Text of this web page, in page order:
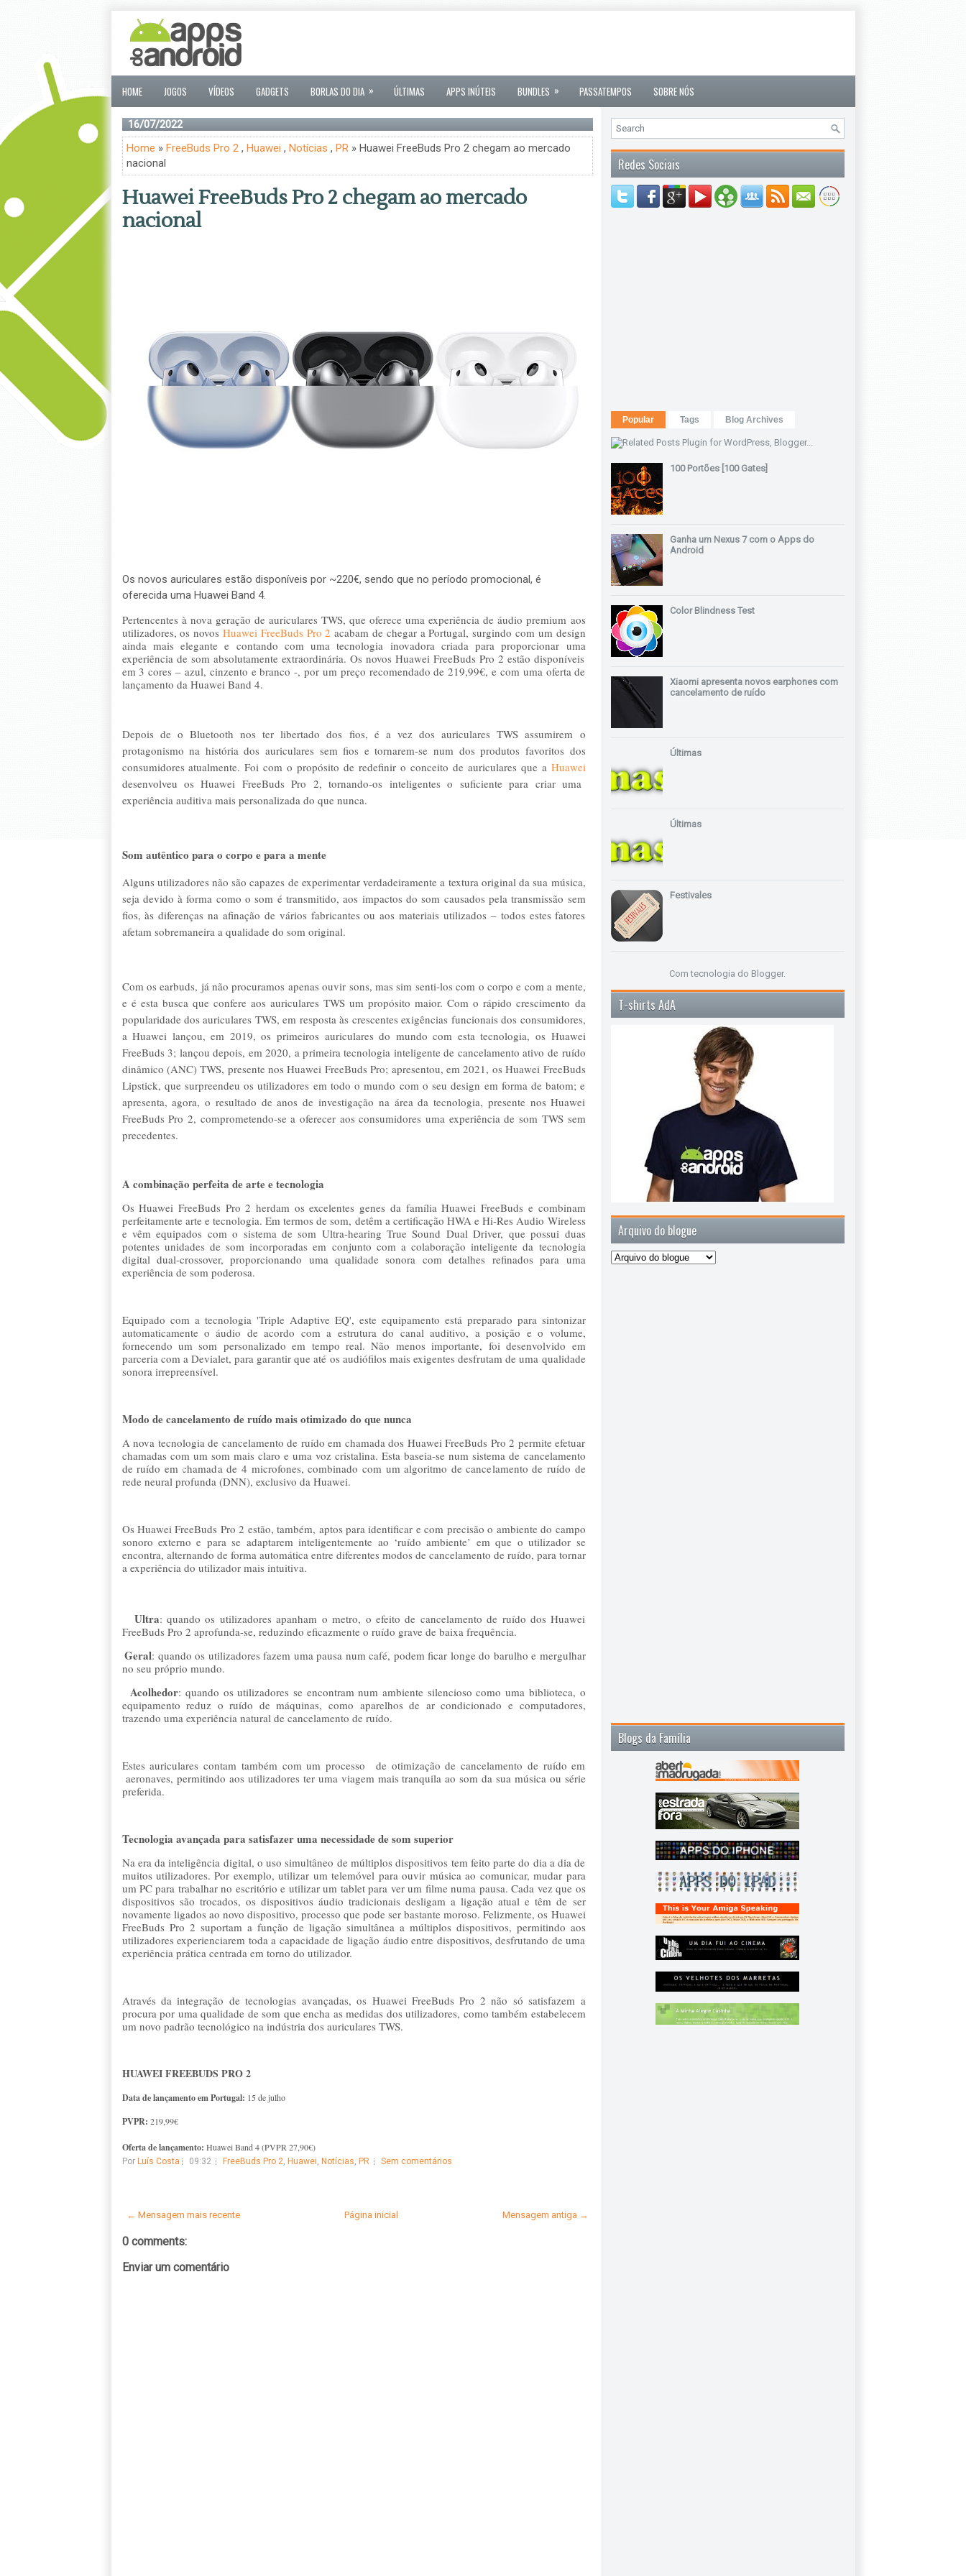
HOME JOGOS VÍDEOS GADGETS BORLAS DO DIA » ÚLTIMAS APPS INÚTEIS BUNDLES » PASSATEMPOS SOBRE NÓS
16/07/2022
Home » FreeBuds Pro 2, Huawei , Notícias , PR» Huawei FreeBuds Pro 2 chegam ao mercado
nacional
Huawei FreeBuds Pro 2 chegam ao mercado
nacional
Os novos auriculares estão disponíveis por ~220€, sendo que no período promocional, é
oferecida uma Huawei Band 4.
Pertencentes à nova geração de auriculares TWS, que oferece uma experiência de áudio premium aos
utilizadores, os novos Huawei FreeBuds Pro 2 acabam de chegar a Portugal, surgindo com um design
ainda mais elegante e contando com uma tecnologia inovadora criada para proporcionar uma
experiência de som absolutamente extraordinária. Os novos Huawei FreeBuds Pro 2 estão disponíveis
em 3 cores – azul, cinzento e branco -, por um preço recomendado de 219,99€, e com uma oferta de
lançamento da Huawei Band 4.
Depois de o Bluetooth nos ter libertado dos fios, é a vez dos auriculares TWS assumirem o
protagonismo na história dos auriculares sem fios e tornarem-se num dos produtos favoritos dos
consumidores atualmente. Foi com o propósito de redefinir o conceito de auriculares que a Huawei
desenvolveu osHuawei FreeBuds Pro 2, tornando-os inteligentes o suficiente para criar uma
experiência auditiva mais personalizada do que nunca.
Som autêntico para o corpo e para a mente
Alguns utilizadores não são capazes de experimentar verdadeiramente a textura original da sua música,
seja devido à forma como o som é transmitido, aos impactos do som causados pela transmissão sem
fios, às diferenças na afinação de vários fabricantes ou aos materiais utilizados – todos estes fatores
afetam sobremaneira a qualidade do som original.
Com os earbuds, já não procuramos apenas ouvir sons, mas sim senti-los com o corpo e com a mente,
e é esta busca que confere aos auriculares TWS um propósito maior. Com o rápido crescimento da
popularidade dos auriculares TWS, em resposta às crescentes exigências funcionais dos consumidores,
a Huawei lançou, em 2019, os primeiros auriculares do mundo com esta tecnologia, os Huawei
FreeBuds 3; lançou depois, em 2020, a primeira tecnologia inteligente de cancelamento ativo de ruído
dinâmico (ANC) TWS, presente nos Huawei FreeBuds Pro; apresentou, em 2021, os Huawei FreeBuds
Lipstick, que surpreendeu os utilizadores em todo o mundo com o seu design em forma de batom; e
apresenta, agora, o resultado de anos de investigação na área da tecnologia, presente nos Huawei
FreeBuds Pro 2, comprometendo-se a oferecer aos consumidores uma experiência de som TWS sem
precedentes.
A combinação perfeita de arte e tecnologia
Os Huawei FreeBuds Pro 2 herdam os excelentes genes da família Huawei FreeBuds e combinam
perfeitamente arte e tecnologia. Em termos de som, detêm a certificação HWA e Hi-Res Audio Wireless
e vêm equipados com o sistema de som Ultra-hearing True Sound Dual Driver, que possui duas
potentes unidades de som incorporadas em conjunto com a colaboração inteligente da tecnologia
digital dual-crossover, proporcionando uma qualidade sonora com detalhes refinados para uma
experiência de som poderosa.
Equipado com a tecnologia 'Triple Adaptive EQ', este equipamento está preparado para sintonizar
automaticamente o áudio de acordo com a estrutura do canal auditivo, a posição e o volume,
fornecendo um som personalizado em tempo real. Não menos importante, foi desenvolvido em
parceria com a Devialet, para garantir que até os audiófilos mais exigentes desfrutam de uma qualidade
sonora irrepreensível.
Modo de cancelamento de ruído mais otimizado do que nunca
A nova tecnologia de cancelamento de ruído em chamada dos Huawei FreeBuds Pro 2 permite efetuar
chamadas com um som mais claro e uma voz cristalina. Esta baseia-se num sistema de cancelamento
de ruído em chamada de 4 microfones, combinado com um algoritmo de cancelamento de ruído de
rede neural profunda (DNN), exclusivo da Huawei.
Os Huawei FreeBuds Pro 2 estão, também, aptos para identificar e com precisão o ambiente do campo
sonoro externo e para se adaptarem inteligentemente ao ‘ruído ambiente’ em que o utilizador se
encontra, alternando de forma automática entre diferentes modos de cancelamento de ruído, para tornar
a experiência do utilizador mais intuitiva.
Ultra: quando os utilizadores apanham o metro, o efeito de cancelamento de ruído dos Huawei
FreeBuds Pro 2 aprofunda-se, reduzindo eficazmente o ruído grave de baixa frequência.
Geral: quando os utilizadores fazem uma pausa num café, podem ficar longe do barulho e mergulhar
no seu próprio mundo.
Acolhedor: quando os utilizadores se encontram num ambiente silencioso como uma biblioteca, o
equipamento reduz o ruído de máquinas, como aparelhos de ar condicionado e computadores,
trazendo uma experiência natural de cancelamento de ruído.
Estes auriculares contam também com um processo de otimização de cancelamento de ruído em
aeronaves, permitindo aos utilizadores ter uma viagem mais tranquila ao som da sua música ou série
preferida.
Tecnologia avançada para satisfazer uma necessidade de som superior
Na era da inteligência digital, o uso simultâneo de múltiplos dispositivos tem feito parte do dia a dia de
muitos utilizadores. Por exemplo, utilizar um telemóvel para ouvir música ao comunicar, mudar para
um PC para trabalhar no escritório e utilizar um tablet para ver um filme numa pausa. Cada vez que os
dispositivos são trocados, os dispositivos áudio tradicionais desligam a ligação atual e têm de ser
novamente ligados ao novo dispositivo, processo que pode ser bastante moroso. Felizmente, os Huawei
FreeBuds Pro 2 suportam a função de ligação simultânea a múltiplos dispositivos, permitindo aos
utilizadores experienciarem toda a capacidade de ligação áudio entre dispositivos, desfrutando de uma
experiência prática centrada em torno do utilizador.
Através da integração de tecnologias avançadas, os Huawei FreeBuds Pro 2 não só satisfazem a
procura por uma qualidade de som que encha as medidas dos utilizadores, como também estabelecem
um novo padrão tecnológico na indústria dos auriculares TWS.
HUAWEI FREEBUDS PRO 2
Data de lançamento em Portugal: 15 de julho
PVPR: 219,99€
Oferta de lançamento: Huawei Band 4 (PVPR 27,90€)
Por Luís Costa 09:32 FreeBuds Pro 2, Huawei, Notícias, PR Sem comentários
← Mensagem mais recente Mensagem antiga →
Página inicial
0 comments:
Enviar um comentário
Redes Sociais
Popular Tags Blog Archives
100 Portões [100 Gates]
Ganha um Nexus 7 com o Apps do
Android
Color Blindness Test
Xiaomi apresenta novos earphones com
cancelamento de ruído
Últimas
Últimas
Festivales
Com tecnologia do Blogger.
T-shirts AdA
Arquivo do blogue
Blogs da Família